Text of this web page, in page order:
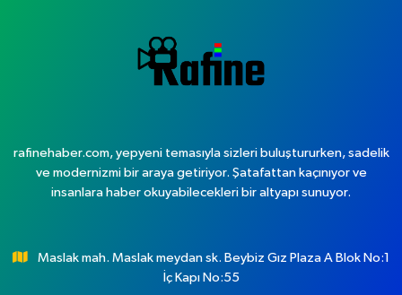
rafinehaber.com, yepyeni temasıyla sizleri buluştururken, sadelik
ve modernizmi bir araya getiriyor. Şatafattan kaçınıyor ve
insanlara haber okuyabilecekleri bir altyapı sunuyor.
Maslak mah. Maslak meydan sk. Beybiz Gız Plaza A Blok No:1
İç Kapı No:55